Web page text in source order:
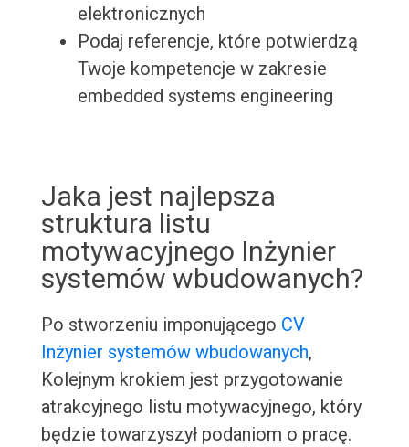
elektronicznych
Podaj referencje, które potwierdzą
Twoje kompetencje w zakresie
embedded systems engineering
Jaka jest najlepsza
struktura listu
motywacyjnego Inżynier
systemów wbudowanych?
Po stworzeniu imponującego CV
Inżynier systemów wbudowanych,
Kolejnym krokiem jest przygotowanie
atrakcyjnego listu motywacyjnego, który
będzie towarzyszył podaniom o pracę.